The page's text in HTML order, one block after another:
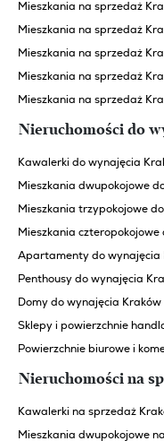
Mieszkania na sprzedaż
Mieszkania na sprzedaż
Mieszkania na sprzedaż
Mieszkania na sprzedaż
Mieszkania na sprzedaż
Nieruchomości do
Kawalerki do wynajęcia
Mieszkania dwupokojowe
Mieszkania trzypokojowe
Mieszkania
Apartamenty do wynajęcia
Penthousy do wynajęcia
Domy do wynajęcia Kraków
Sklepy i powierzchnie
Powierzchnie biurowe i
Nieruchomości na
Kawalerki na sprzedaż
Mieszkania dwupokojowe